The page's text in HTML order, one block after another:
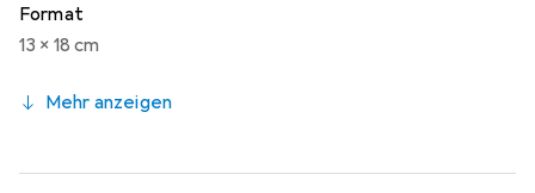
Format
13 x 18 cm
Mehr anzeigen